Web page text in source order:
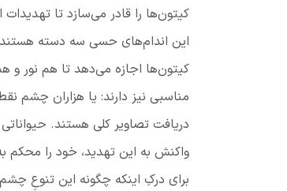
کیتون‌ها را قادر می‌سازد تا تهدیدات
این اندام‌های حسی سه دسته
کیتون‌ها اجازه می‌دهد تا هم نور و
مناسبی نیز دارند: یا هزاران چشم
دریافت تصاویر کلی هستند.
واکنش به این تهدید، خود را محکم
برای درکِ اینکه چگونه این تنوعِ